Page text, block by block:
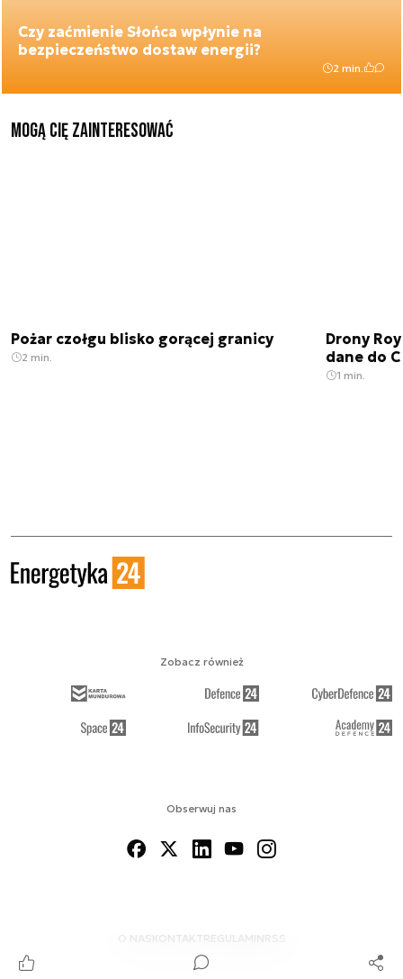
Czy zaćmienie Słońca wpłynie na
bezpieczeństwo dostaw energii?
2 min.
Mogą Cię zainteresować
Pożar czołgu blisko gorącej granicy
2 min.
Drony
dane do
1 min.
Obserwuj nas
O NAS KONTAKTREGULAMINRSS
Zobacz również